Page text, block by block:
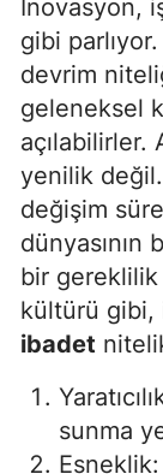
İnovasyon,
gibi
devrim
geleneksel
açılabilirler.
yenilik
değişim
dünyasının
bir
kültürü gibi,
ibadet
sunma